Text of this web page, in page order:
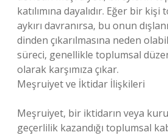
katılımına dayalıdır. Eğer bir
aykırı davranırsa, bu onun
dinden çıkarılmasına neden
süreci, genellikle toplumsal
olarak karşımıza çıkar.
Meşruiyet ve İktidar İlişkileri
Meşruiyet, bir iktidarın veya
geçerlilik kazandığı toplumsal